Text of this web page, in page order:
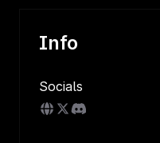
Info
Socials